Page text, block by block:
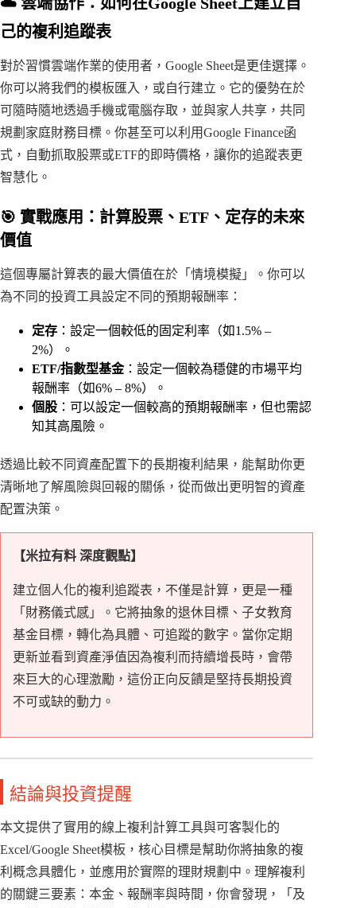
己的複利追蹤表
對於習慣雲端作業的使用者，Google Sheet是更佳選擇。
你可以將我們的模板匯入，或自行建立。它的優勢在於
可隨時隨地透過手機或電腦存取，並與家人共享，共同
規劃家庭財務目標。你甚至可以利用Google Finance函
式，自動抓取股票或ETF的即時價格，讓你的追蹤表更
智慧化。
🎯 實戰應用：計算股票、ETF、定存的未來
價值
這個專屬計算表的最大價值在於「情境模擬」。你可以
為不同的投資工具設定不同的預期報酬率：
定存 ：設定一個較低的固定利率（如1.5% –
2%）。
ETF/指數型基金：設定一個較為穩健的市場平均
報酬率（如6% – 8%）。
個股 ：可以設定一個較高的預期報酬率，但也需認
知其高風險。
透過比較不同資產配置下的長期複利結果，能幫助你更
清晰地了解風險與回報的關係，從而做出更明智的資產
配置決策。
【米拉有料 深度觀點】
建立個人化的複利追蹤表，不僅是計算，更是一種
「財務儀式感」。它將抽象的退休目標、子女教育
基金目標，轉化為具體、可追蹤的數字。當你定期
更新並看到資產淨值因為複利而持續增長時，會帶
來巨大的心理激勵，這份正向反饋是堅持長期投資
不可或缺的動力。
結論與投資提醒
本文提供了實用的線上複利計算工具與可客製化的
Excel/Google Sheet模板，核心目標是幫助你將抽象的複
利概念具體化，並應用於實際的理財規劃中。理解複利
的關鍵三要素：本金、報酬率與時間，你會發現，「及